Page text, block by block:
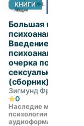
КНИГИ
Большая книга
психоанализа.
Введение в
психоанализ. Три
очерка по теории
сексуальности. Я
(сборник)
Зигмунд Фрейд
0
Наследие мировой
психологии теперь в
аудиоформате!